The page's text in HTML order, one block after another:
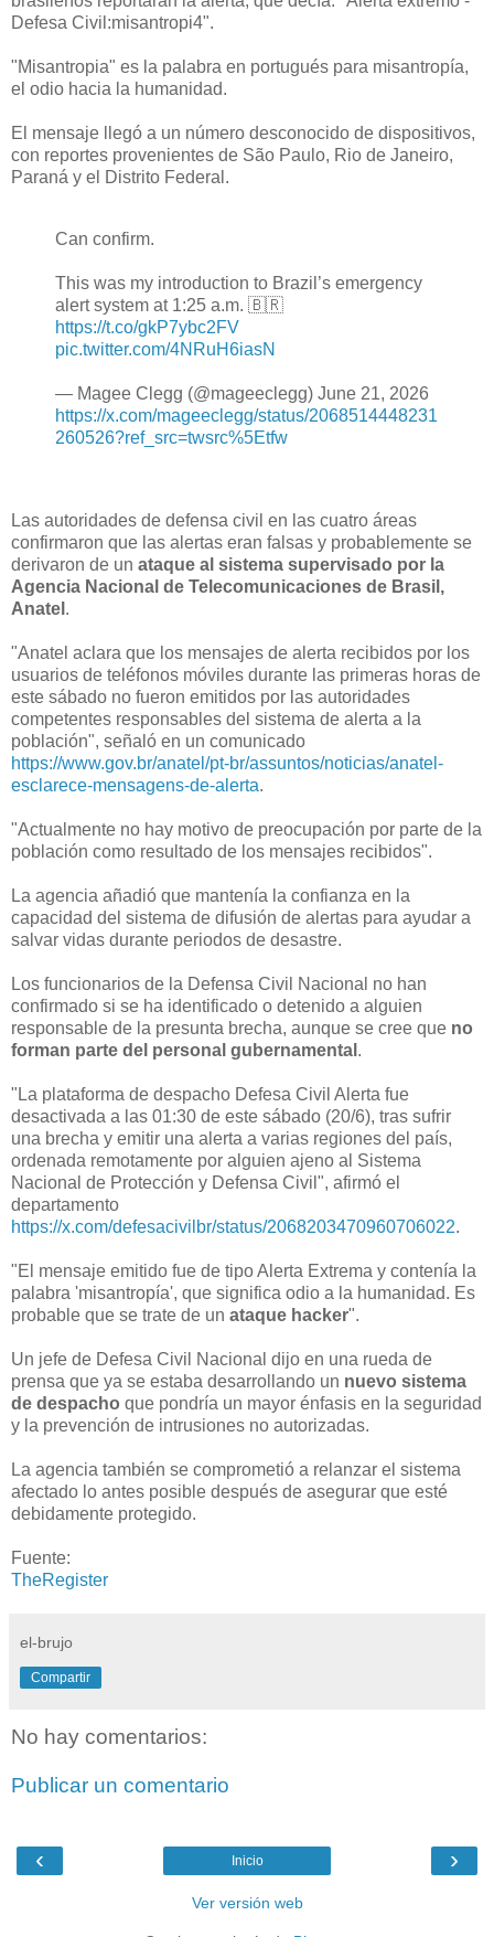
Defesa Civil:misantropi4".
"Misantropia" es la palabra en portugués para misantropía,
el odio hacia la humanidad.
El mensaje llegó a un número desconocido de dispositivos,
con reportes provenientes de São Paulo, Rio de Janeiro,
Paraná y el Distrito Federal.
Can confirm.
This was my introduction to Brazil’s emergency
alert system at 1:25 a.m. 🇧🇷
https://t.co/gkP7ybc2FV
pic.twitter.com/4NRuH6iasN
— Magee Clegg (@mageeclegg) June 21, 2026
https://x.com/mageeclegg/status/2068514448231
260526?ref_src=twsrc%5Etfw
Las autoridades de defensa civil en las cuatro áreas
confirmaron que las alertas eran falsas y probablemente se
derivaron de un ataque al sistema supervisado por la
Agencia Nacional de Telecomunicaciones de Brasil,
Anatel .
"Anatel aclara que los mensajes de alerta recibidos por los
usuarios de teléfonos móviles durante las primeras horas de
este sábado no fueron emitidos por las autoridades
competentes responsables del sistema de alerta a la
población", señaló en un comunicado
https://www.gov.br/anatel/pt-br/assuntos/noticias/anatel-
esclarece-mensagens-de-alerta.
"Actualmente no hay motivo de preocupación por parte de la
población como resultado de los mensajes recibidos".
La agencia añadió que mantenía la confianza en la
capacidad del sistema de difusión de alertas para ayudar a
salvar vidas durante periodos de desastre.
Los funcionarios de la Defensa Civil Nacional no han
confirmado si se ha identificado o detenido a alguien
responsable de la presunta brecha, aunque se cree que no
forman parte del personal gubernamental .
"La plataforma de despacho Defesa Civil Alerta fue
desactivada a las 01:30 de este sábado (20/6), tras sufrir
una brecha y emitir una alerta a varias regiones del país,
ordenada remotamente por alguien ajeno al Sistema
Nacional de Protección y Defensa Civil", afirmó el
departamento
https://x.com/defesacivilbr/status/2068203470960706022.
"El mensaje emitido fue de tipo Alerta Extrema y contenía la
palabra 'misantropía', que significa odio a la humanidad. Es
probable que se trate de un ataque hacker".
Un jefe de Defesa Civil Nacional dijo en una rueda de
prensa que ya se estaba desarrollando un nuevo sistema
de despacho que pondría un mayor énfasis en la seguridad
y la prevención de intrusiones no autorizadas.
La agencia también se comprometió a relanzar el sistema
afectado lo antes posible después de asegurar que esté
debidamente protegido.
Fuente:
TheRegister
el-brujo
Compartir
No hay comentarios:
Publicar un comentario
‹ ›
Inicio
Ver versión web